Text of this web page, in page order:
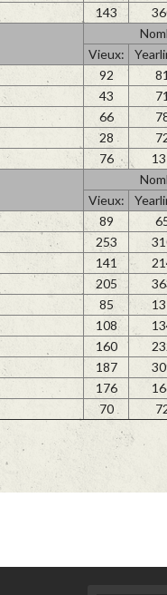
143
Vieux:
92 81
43 71
66
28
76
Vieux:
89
253
141
205
85
108
160
187
176
70